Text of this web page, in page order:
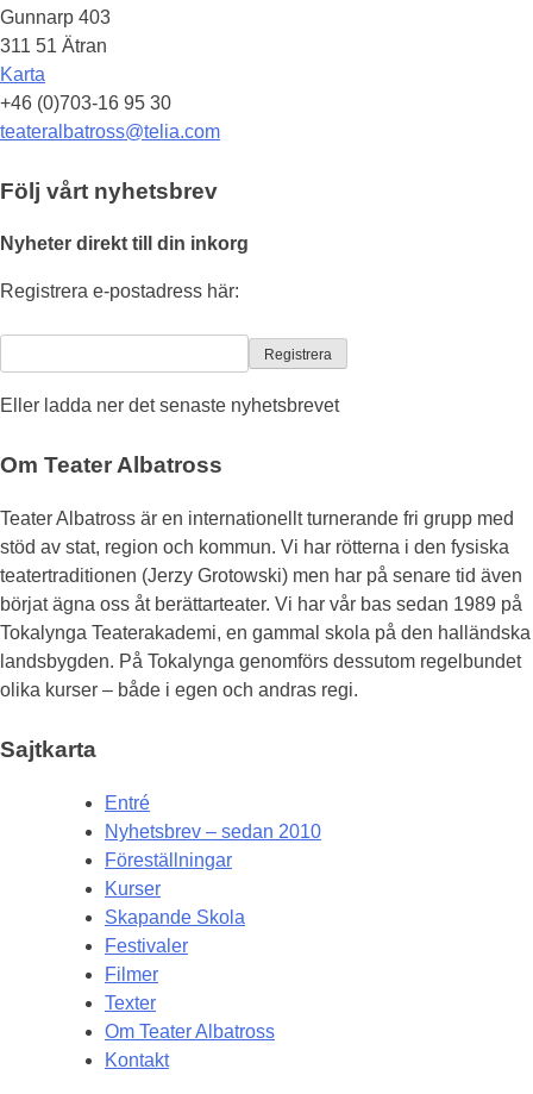
Gunnarp 403
311 51 Ätran
Karta
+46 (0)703-16 95 30
teateralbatross@telia.com
Följ vårt nyhetsbrev
Nyheter direkt till din inkorg
Registrera e-postadress här:
Eller ladda ner det senaste nyhetsbrevet
Om Teater Albatross
Teater Albatross är en internationellt turnerande fri grupp med
stöd av stat, region och kommun. Vi har rötterna i den fysiska
teatertraditionen (Jerzy Grotowski) men har på senare tid även
börjat ägna oss åt berättarteater. Vi har vår bas sedan 1989 på
Tokalynga Teaterakademi, en gammal skola på den halländska
landsbygden. På Tokalynga genomförs dessutom regelbundet
olika kurser – både i egen och andras regi.
Sajtkarta
Entré
Nyhetsbrev – sedan 2010
Föreställningar
Kurser
Skapande Skola
Festivaler
Filmer
Texter
Om Teater Albatross
Kontakt